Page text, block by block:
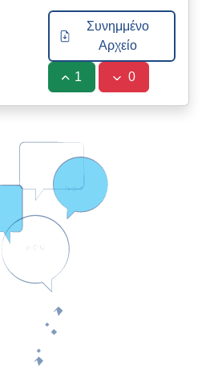
Συνημμένο
Αρχείο
1 0